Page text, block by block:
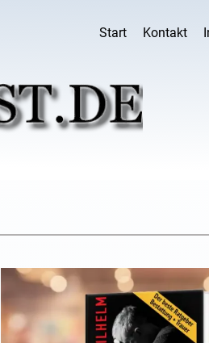
Start Kontakt